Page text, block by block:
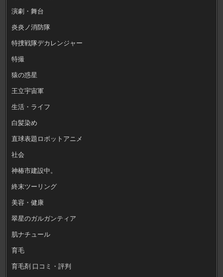
演劇・舞台
炎炎ノ消防隊
特捜戦隊デカレンジャー
特撮
猿の惑星
王立宇宙軍
生活・ライフ
白髪染め
直球表題ロボットアニメ
社会
神椿市建設中。
終末ツーリング
美容・健康
翠星のガルガンティア
肌ナチュール
育毛
育毛剤 口コミ・評判